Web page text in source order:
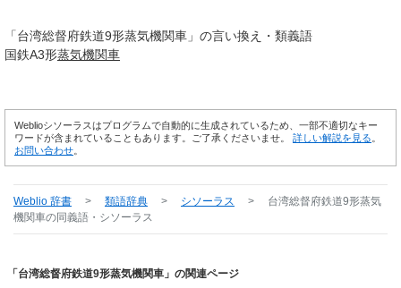
「台湾総督府鉄道9形蒸気機関車 」の言い換え・類義語
国鉄A3形蒸気機関車
Weblioシソーラスはプログラムで自動的に生成されているため、一部不適切なキー
ワードが含まれていることもあります。ご了承くださいませ。 詳しい解説を見る
お問い合わせ
Weblio 辞書 > 類語辞典 > シソーラス >
台湾総督府鉄道9形蒸気
機関車の同義語・シソーラス
「台湾総督府鉄道9形蒸気機関車」の関連ページ